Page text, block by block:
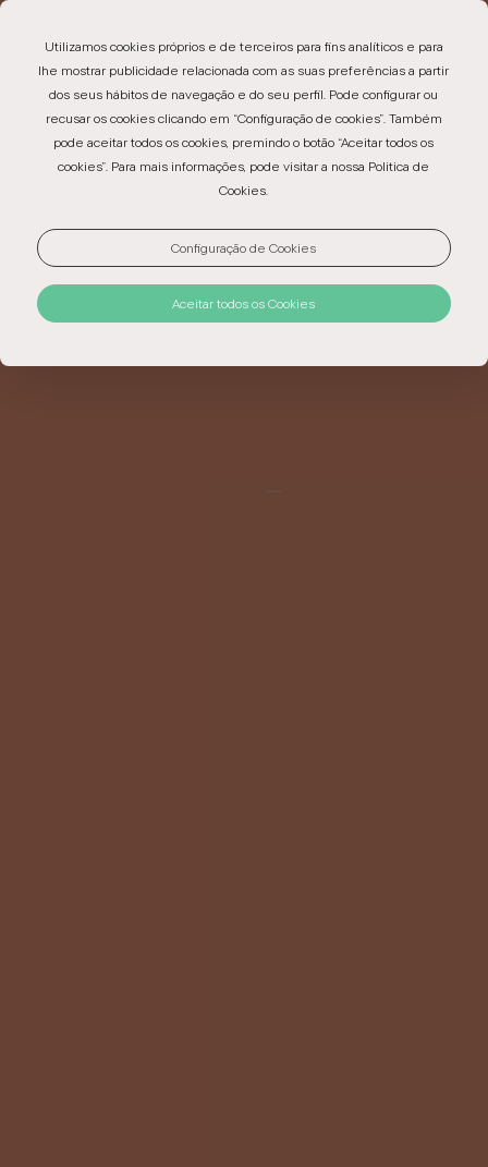
EN PT
Utilizamos cookies próprios e de terceiros para fins analíticos e para
lhe mostrar publicidade relacionada com as suas preferências a partir
dos seus hábitos de navegação e do seu perfil. Pode configurar ou
recusar os cookies clicando em “Configuração de cookies”. Também
pode aceitar todos os cookies, premindo o botão “Aceitar todos os
cookies”. Para mais informações, pode visitar a nossa Politica de
Cookies.
Configuração de Cookies
Aceitar todos os Cookies